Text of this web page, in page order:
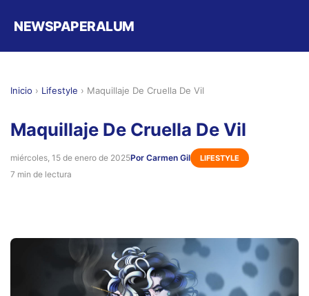
NEWSPAPERALUM
Inicio › Lifestyle › Maquillaje De Cruella De Vil
Maquillaje De Cruella De Vil
miércoles, 15 de enero de 2025Por Carmen Gil LIFESTYLE
7 min de lectura